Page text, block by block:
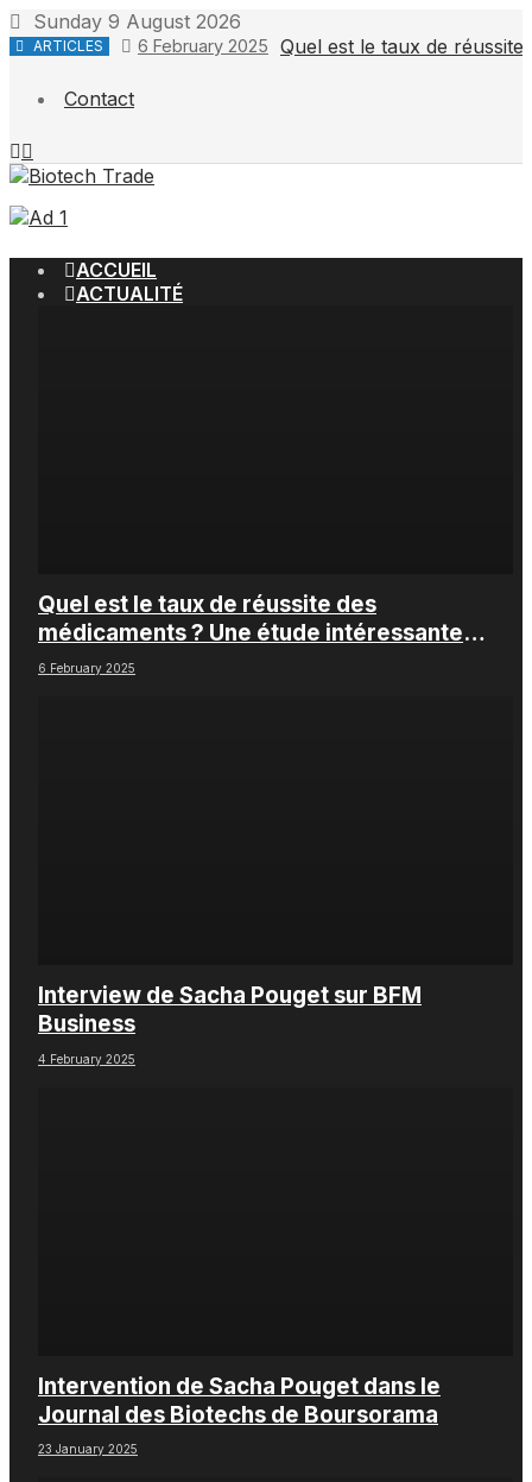
Skip
to
Sunday 9 August 2026
ARTICLES 6 February 2025 Quel est le taux de
Contact
ACCUEIL
ACTUALITÉ
Quel est le taux de réussite des
médicaments ? Une étude intéressante
chez les Big Pharmas
6 February 2025
Interview de Sacha Pouget sur BFM
Business
4 February 2025
Intervention de Sacha Pouget dans le
Journal des Biotechs de Boursorama
23 January 2025